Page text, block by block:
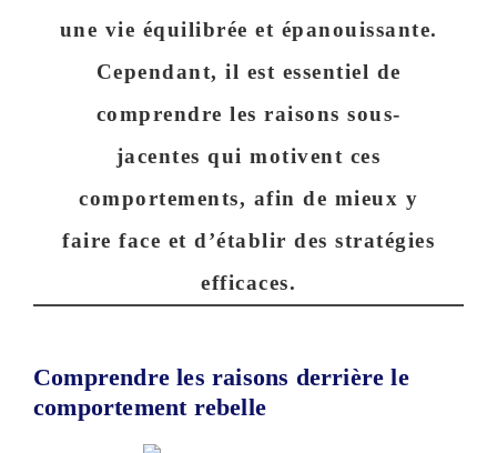
une vie équilibrée et épanouissante.
Cependant, il est essentiel de
comprendre les raisons sous-
jacentes qui motivent ces
comportements, afin de mieux y
faire face et d’établir des stratégies
efficaces.
Comprendre les raisons derrière le
comportement rebelle